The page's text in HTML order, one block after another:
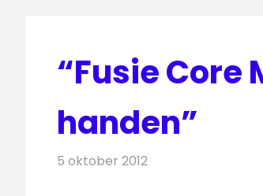
“Fusie Core
handen”
5 oktober 2012